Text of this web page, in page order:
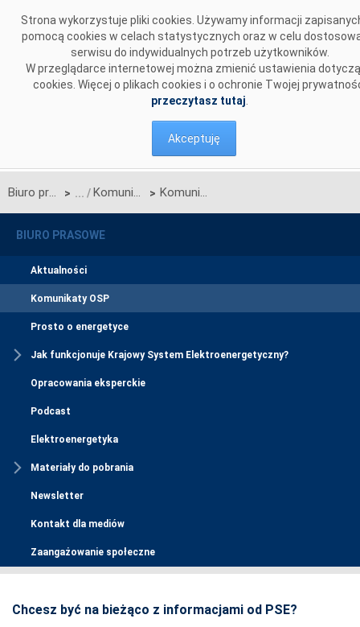
Strona wykorzystuje pliki cookies. Używamy informacji
pomocą cookies w celach statystycznych oraz w celu
serwisu do indywidualnych potrzeb użytkowników.
W przeglądarce internetowej można zmienić ustawienia
cookies. Więcej o plikach cookies i o ochronie Twojej
przeczytasz tutaj
Akceptuję
Biuro prasowe > Komunikaty OSP > Komunikat w sprawie rozpoczęcia procesu jednostronnego przetargu miesięcznego na zdolności przesyłowe połączenia PSE S.A. i NEK UKRENERGO na PAŹDZIERNIK 2016 r.
BIURO PRASOWE
Aktualności
Komunikaty OSP
Prosto o energetyce
Jak funkcjonuje Krajowy System Elektroenergetyczny?
Opracowania eksperckie
Podcast
Elektroenergetyka
Materiały do pobrania
Newsletter
Kontakt dla mediów
Zaangażowanie społeczne
Chcesz być na bieżąco z informacjami od PSE?